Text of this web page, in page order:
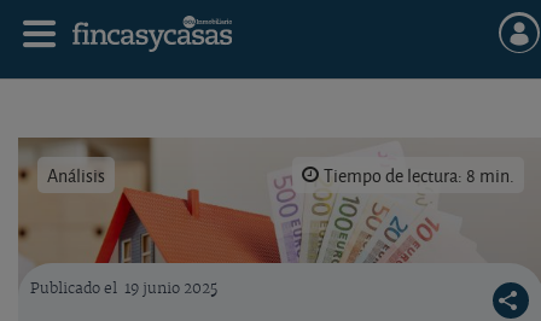
Análisis Tiempo de lectura: 8 min.
Publicado el 19 junio 2025